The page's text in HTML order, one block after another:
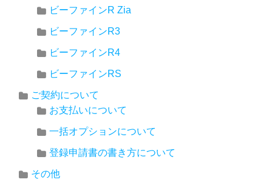
ビーファインR Zia
ビーファインR3
ビーファインR4
ビーファインRS
ご契約について
お支払いについて
一括オプションについて
登録申請書の書き方について
その他